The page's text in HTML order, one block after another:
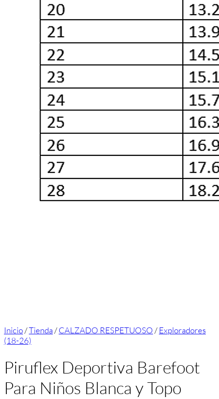
Inicio/Tienda/CALZADO RESPETUOSO/Exploradores
(18-26)
Piruflex Deportiva Barefoot
Para Niños Blanca y Topo